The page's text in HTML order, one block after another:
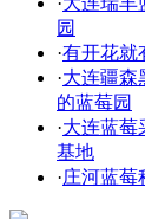
园
·有开花
·大连疆森
的蓝莓园
·大连蓝莓
基地
·庄河蓝莓